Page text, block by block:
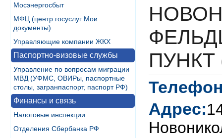
Мосэнергосбыт
МФЦ (центр госуслуг Мои
документы)
Управляющие компании ЖКХ
Паспортно-визовые службы
Управление по вопросам миграции
МВД (УФМС, ОВИРы, паспортные
столы, загранпаспорт, паспорт РФ)
Финансы и связь
Налоговые инспекции
Отделения Сбербанка РФ
ПУНКТ
Адрес: